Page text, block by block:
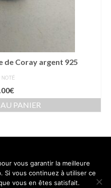
Coray argent 925
NOTÉ
€
PANIER
générales de vente
vous garantir la meilleure
Si vous continuez à utiliser ce
vous en êtes satisfait.